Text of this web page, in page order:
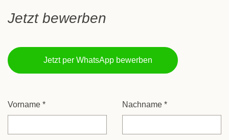
Jetzt bewerben
Jetzt per WhatsApp bewerben
Vorname * Nachname *